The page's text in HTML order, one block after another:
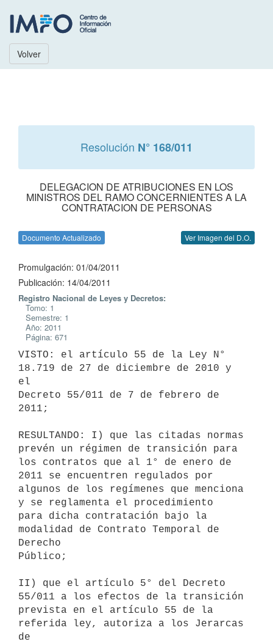
Volver
Resolución N° 168/011
DELEGACION DE ATRIBUCIONES EN LOS
MINISTROS DEL RAMO CONCERNIENTES A LA
CONTRATACION DE PERSONAS
Documento Actualizado Ver Imagen del D.O.
Promulgación: 01/04/2011
Publicación: 14/04/2011
Registro Nacional de Leyes y Decretos:
Tomo: 1
Semestre: 1
Año: 2011
Página: 671
VISTO: el artículo 55 de la Ley N°
18.719 de 27 de diciembre de 2010 y
el
Decreto 55/011 de 7 de febrero de
2011;
RESULTANDO: I) que las citadas normas
prevén un régimen de transición para
los contratos que al 1° de enero de
2011 se encuentren regulados por
algunos de los regímenes que menciona
y se reglamenta el procedimiento
para dicha contratación bajo la
modalidad de Contrato Temporal de
Derecho
Público;
II) que el artículo 5° del Decreto
55/011 a los efectos de la transición
prevista en el artículo 55 de la
referida ley, autoriza a los Jerarcas
de